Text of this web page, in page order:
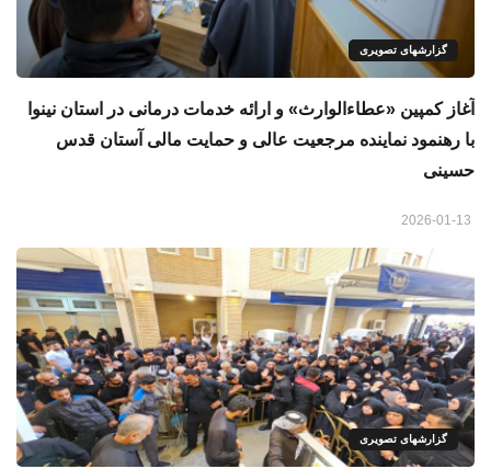
گزارشهای تصویری
آغاز کمپین «عطاءالوارث» و ارائه خدمات درمانی در استان نینوا
با رهنمود نماینده مرجعیت عالی و حمایت مالی آستان قدس
حسینی
گزارشهای تصویری